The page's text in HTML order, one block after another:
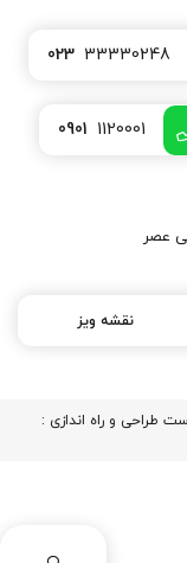
023 33330248
0901 1120001
عصر
نقشه ویز
طراحی و راه اندازی :